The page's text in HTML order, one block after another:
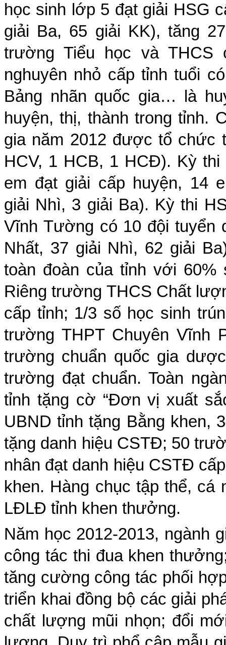
học sinh lớp 5 đạt giải HSG
giải Ba, 65 giải KK), tăng
trường Tiểu học và THCS
nghuyên nhỏ cấp tỉnh tuổi
Bảng nhãn quốc gia… là
huyện, thị, thành trong tỉnh.
gia năm 2012 được tổ chức
HCV, 1 HCB, 1 HCĐ). Kỳ thi
em đạt giải cấp huyện, 14
giải Nhì, 3 giải Ba). Kỳ thi
Vĩnh Tường có 10 đội tuyển
Nhất, 37 giải Nhì, 62 giải
toàn đoàn của tỉnh với
Riêng trường THCS Chất
cấp tỉnh; 1/3 số học sinh
trường THPT Chuyên Vĩnh
trường chuẩn quốc gia
trường đạt chuẩn. Toàn
tỉnh tặng cờ “Đơn vị xuất
UBND tỉnh tặng Bằng khen,
tặng danh hiệu CSTĐ; 50
nhân đạt danh hiệu CSTĐ
khen. Hàng chục tập thể,
LĐLĐ tỉnh khen thưởng.
Năm học 2012-2013, ngành
công tác thi đua khen
tăng cường công tác phối
triển khai đồng bộ các giải
chất lượng mũi nhọn; đổi